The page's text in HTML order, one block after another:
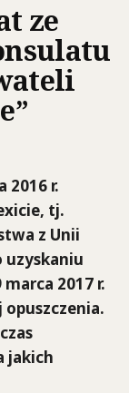
ze
2016 r.
tj.
z Unii
uzyskaniu
2017 r.
jakich